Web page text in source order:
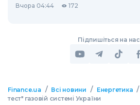
Вчора 04:44 172
Підпишіться на нас
Finance.ua / Всі новини / Енергетика /
тест" газовій системі України